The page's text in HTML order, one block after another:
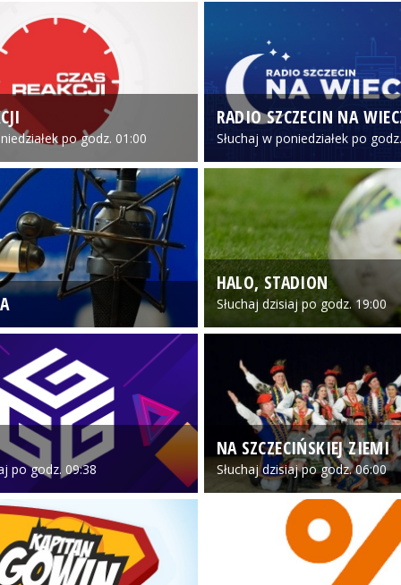
po godz. 01:00
RADIO SZCZECIN NA
Słuchaj w poniedziałek po
HALO, STADION
Słuchaj dzisiaj po godz. 19:00
po godz. 09:38
NA SZCZECIŃSKIEJ ZIEMI
Słuchaj dzisiaj po godz. 06:00